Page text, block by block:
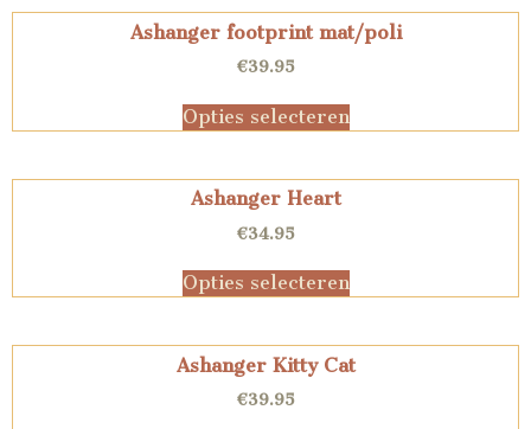
Ashanger footprint mat/poli
€39.95
Opties selecteren
Ashanger Heart
€34.95
Opties selecteren
Ashanger Kitty Cat
€39.95